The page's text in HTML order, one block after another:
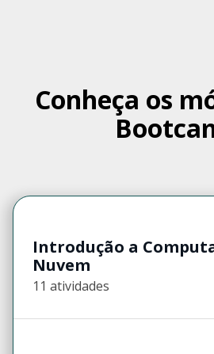
Conheça os
Introdução a
Nuvem
11 atividades